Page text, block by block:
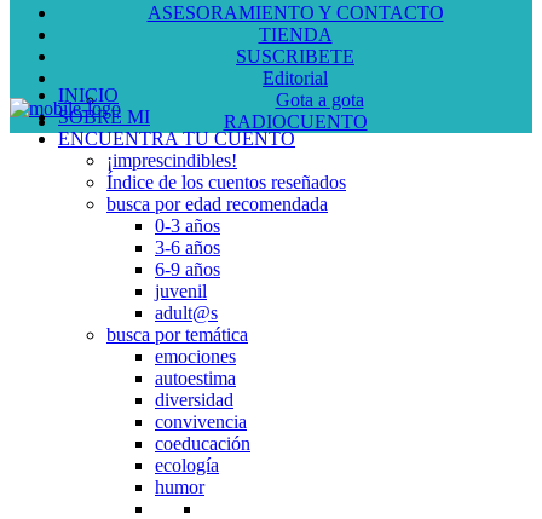
ASESORAMIENTO Y CONTACTO
TIENDA
SUSCRIBETE
Editorial
Gota a gota
RADIOCUENTO
INICIO
SOBRE MI
ENCUENTRA TU CUENTO
¡imprescindibles!
Índice de los cuentos reseñados
busca por edad recomendada
0-3 años
3-6 años
6-9 años
juvenil
adult@s
busca por temática
emociones
autoestima
diversidad
convivencia
coeducación
ecología
humor